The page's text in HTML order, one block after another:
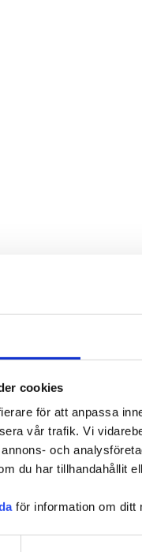
cookies
för att anpassa
vår trafik. Vi
och
du har tillhandahållit
för information om ditt